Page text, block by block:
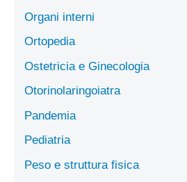
Organi interni
Ortopedia
Ostetricia e Ginecologia
Otorinolaringoiatra
Pandemia
Pediatria
Peso e struttura fisica